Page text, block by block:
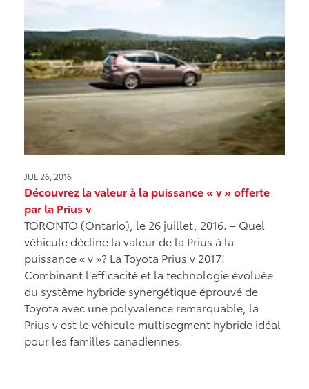
JUL 26, 2016
Découvrez la valeur à la puissance « v » offerte
par la Prius v
TORONTO (Ontario), le 26 juillet, 2016. – Quel
véhicule décline la valeur de la Prius à la
puissance « v »? La Toyota Prius v 2017!
Combinant l’efficacité et la technologie évoluée
du système hybride synergétique éprouvé de
Toyota avec une polyvalence remarquable, la
Prius v est le véhicule multisegment hybride idéal
pour les familles canadiennes.